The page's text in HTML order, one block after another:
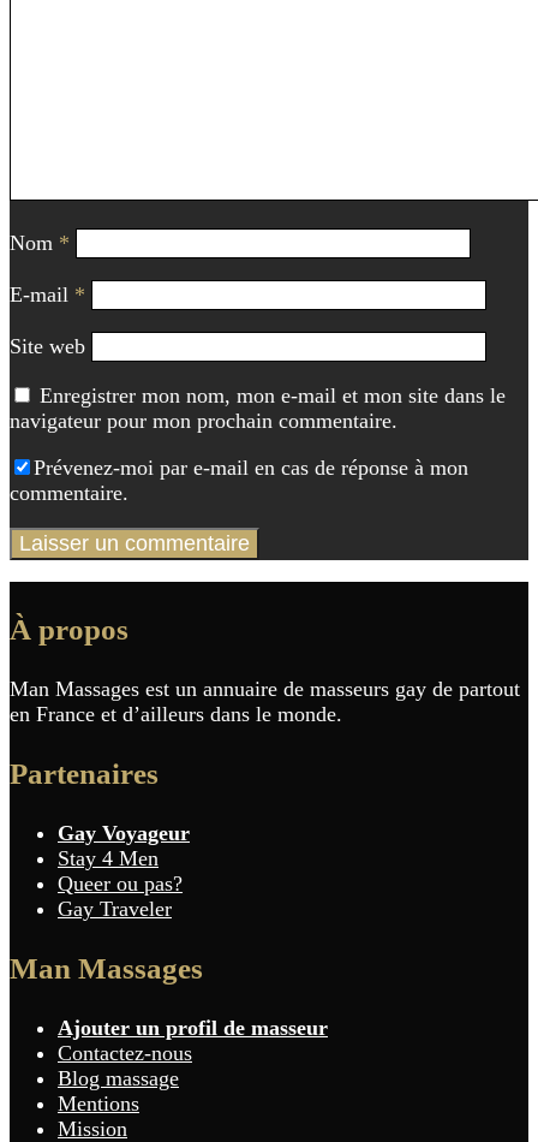
Nom *
E-mail *
Site web
Enregistrer mon nom, mon e-mail et mon site dans le
navigateur pour mon prochain commentaire.
Prévenez-moi par e-mail en cas de réponse à mon
commentaire.
À propos
Man Massages est un annuaire de masseurs gay de partout
en France et d’ailleurs dans le monde.
Partenaires
Gay Voyageur
Stay 4 Men
Queer ou pas?
Gay Traveler
Man Massages
Ajouter un profil de masseur
Contactez-nous
Blog massage
Mentions
Mission